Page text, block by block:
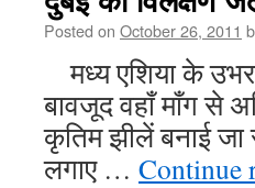
Posted on October 26, 2011
मध्य एशिया के
बावजूद वहाँ माँग से
कृतिम झीलें बनाई जा
लगाए … Continue